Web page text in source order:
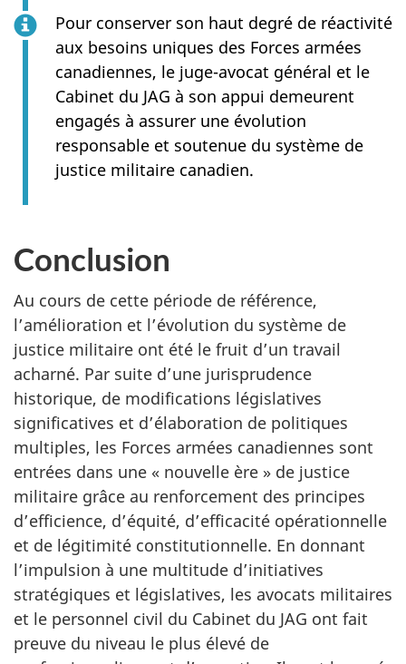
Pour conserver son haut degré de réactivité
aux besoins uniques des Forces armées
canadiennes, le juge-avocat général et le
Cabinet du JAG à son appui demeurent
engagés à assurer une évolution
responsable et soutenue du système de
justice militaire canadien.
Conclusion
Au cours de cette période de référence,
l’amélioration et l’évolution du système de
justice militaire ont été le fruit d’un travail
acharné. Par suite d’une jurisprudence
historique, de modifications législatives
significatives et d’élaboration de politiques
multiples, les Forces armées canadiennes sont
entrées dans une « nouvelle ère » de justice
militaire grâce au renforcement des principes
d’efficience, d’équité, d’efficacité opérationnelle
et de légitimité constitutionnelle. En donnant
l’impulsion à une multitude d’initiatives
stratégiques et législatives, les avocats militaires
et le personnel civil du Cabinet du JAG ont fait
preuve du niveau le plus élevé de